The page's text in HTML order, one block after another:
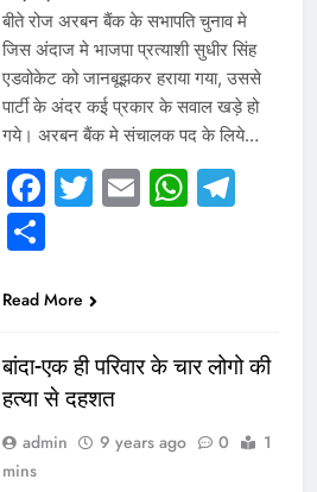
बीते रोज अरबन बैंक के सभापति चुनाव मे
जिस अंदाज मे भाजपा प्रत्याशी सुधीर सिंह
एडवोकेट को जानबूझकर हराया गया, उससे
पार्टी के अंदर कई प्रकार के सवाल खड़े हो
गये। अरबन बैंक मे संचालक पद के लिये…
Facebook
Twitter
Email
Share
Read More
बांदा-एक ही परिवार के चार लोगो की
हत्या से दहशत
admin 9 years ago 0
1
mins